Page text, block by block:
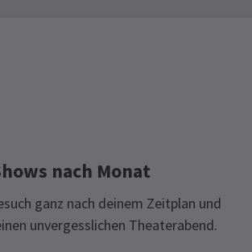
nach Monat
ganz nach deinem Zeitplan und
unvergesslichen Theaterabend.